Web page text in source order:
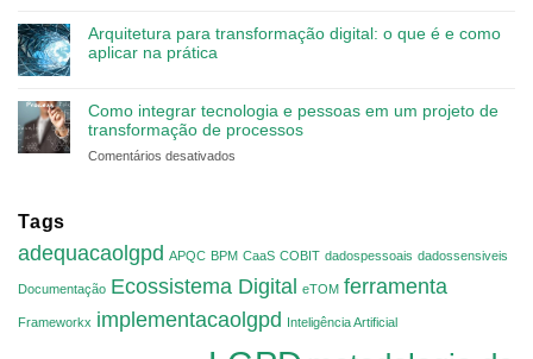
Arquitetura para transformação digital: o que é e como
aplicar na prática
Como integrar tecnologia e pessoas em um projeto de
transformação de processos
Comentários desativados
pessoas
um
projeto
Tags
adequacaolgpd APQC BPM CaaS COBIT dadospessoais dadossensiveis
Documentação Ecossistema Digital eTOM ferramenta
Frameworkx implementacaolgpd Inteligência Artificial